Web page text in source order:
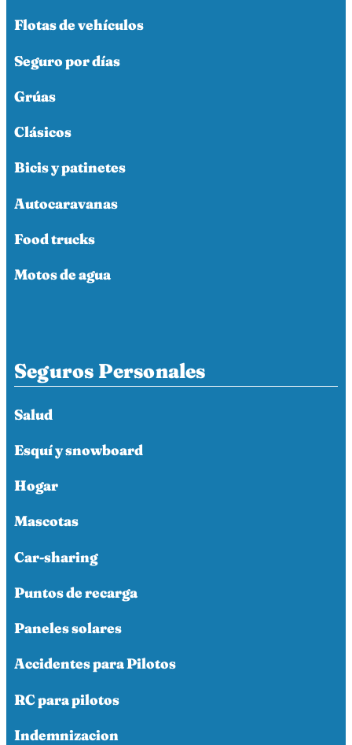
Flotas de vehículos
Seguro por días
Grúas
Clásicos
Bicis y patinetes
Autocaravanas
Food trucks
Motos de agua
Seguros Personales
Salud
Esquí y snowboard
Hogar
Mascotas
Car-sharing
Puntos de recarga
Paneles solares
Accidentes para Pilotos
RC para pilotos
Indemnizacion